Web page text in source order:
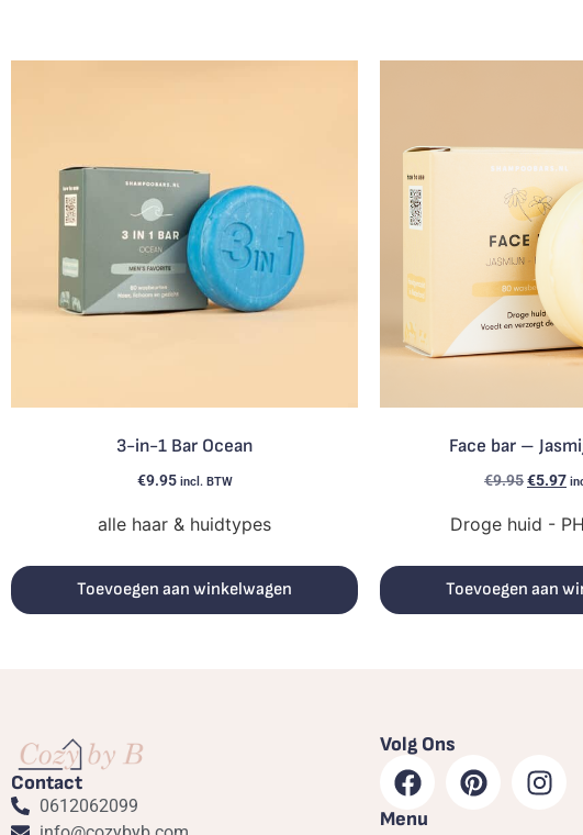
3-in-1 Bar Ocean
€9.95 incl. BTW
alle haar & huidtypes
Toevoegen aan winkelwagen
Face bar –
€9.95€5.97
Droge huid -
Toevoegen aan
Contact
0612062099
Volg Ons
Menu